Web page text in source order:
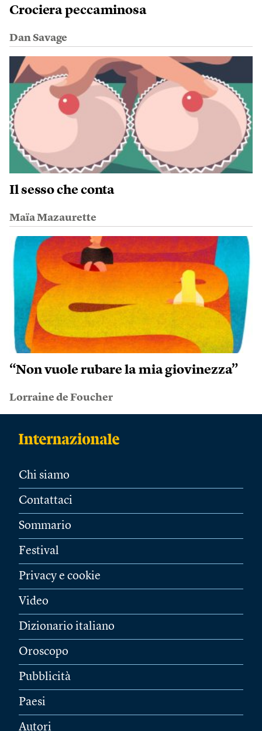
Crociera peccaminosa
Dan Savage
Il sesso che conta
Maïa Mazaurette
“Non vuole rubare la mia giovinezza”
Lorraine de Foucher
Chi siamo
Contattaci
Sommario
Festival
Privacy e cookie
Video
Dizionario italiano
Oroscopo
Pubblicità
Paesi
Autori